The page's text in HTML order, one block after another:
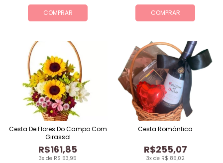
COMPRAR COMPRAR
3x de R$ 53,95
R$161,85
Cesta De Flores Do Campo Com
Girassol
3x de R$ 85,02
R$255,07
Cesta Romântica